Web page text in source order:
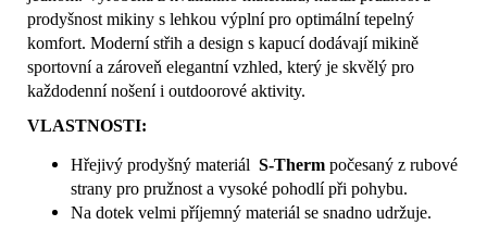
prodyšnost mikiny s lehkou výplní pro optimální tepelný
komfort. Moderní střih a design s kapucí dodávají mikině
sportovní a zároveň elegantní vzhled, který je skvělý pro
každodenní nošení i outdoorové aktivity.
VLASTNOSTI:
Hřejivý prodyšný materiál S-Therm počesaný z rubové
strany pro pružnost a vysoké pohodlí při pohybu.
Na dotek velmi příjemný materiál se snadno udržuje.